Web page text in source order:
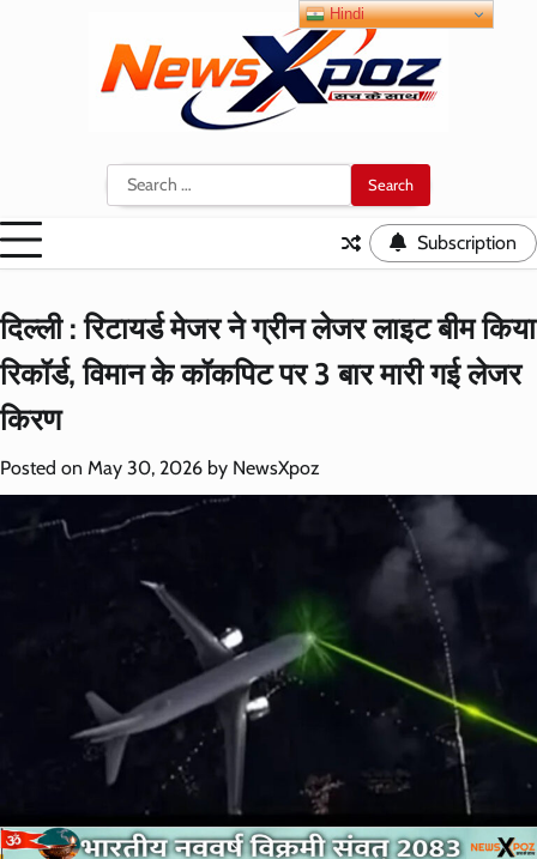
Search
for:
Subscription
दिल्ली : रिटायर्ड मेजर ने ग्रीन लेजर लाइट बीम किया
रिकॉर्ड, विमान के कॉकपिट पर 3 बार मारी गई लेजर
किरण
Posted on May 30, 2026 by NewsXpoz
Hindi